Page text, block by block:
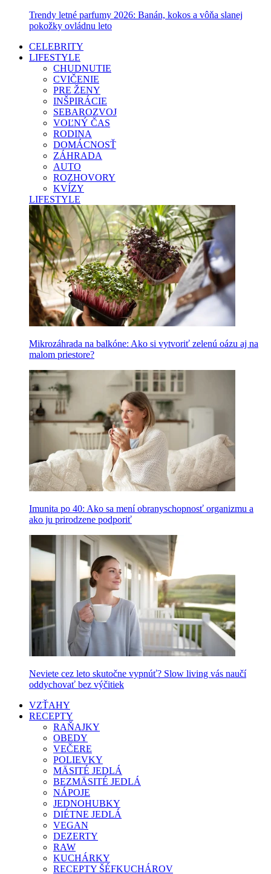
Trendy letné parfumy 2026: Banán, kokos a vôňa slanej
pokožky ovládnu leto
CELEBRITY
LIFESTYLE
CHUDNUTIE
CVIČENIE
PRE ŽENY
INŠPIRÁCIE
SEBAROZVOJ
VOĽNÝ ČAS
RODINA
DOMÁCNOSŤ
ZÁHRADA
AUTO
ROZHOVORY
KVÍZY
LIFESTYLE
Mikrozáhrada na balkóne: Ako si vytvoriť zelenú oázu aj na
malom priestore?
Imunita po 40: Ako sa mení obranyschopnosť organizmu a
ako ju prirodzene podporiť
Neviete cez leto skutočne vypnúť? Slow living vás naučí
oddychovať bez výčitiek
VZŤAHY
RECEPTY
RAŇAJKY
OBEDY
VEČERE
POLIEVKY
MÄSITÉ JEDLÁ
BEZMÄSITÉ JEDLÁ
NÁPOJE
JEDNOHUBKY
DIÉTNE JEDLÁ
VEGAN
DEZERTY
RAW
KUCHÁRKY
RECEPTY ŠÉFKUCHÁROV